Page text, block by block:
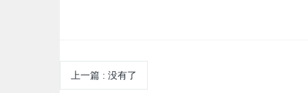
上一篇 : 没有了